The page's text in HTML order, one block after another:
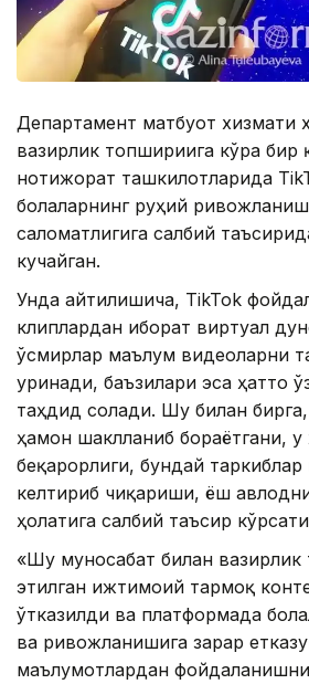
Департамент матбуот хизмати
вазирлик топшириғига кўра бир
нотижорат ташкилотларида
болаларнинг руҳий
саломатлигига салбий
кучайган.
Унда айтилишича, TikTok
клиплардан иборат виртуал
ўсмирлар маълум видеоларни
уринади, баъзилари эса ҳатто
таҳдид солади. Шу билан
ҳамон шаклланиб бораётгани,
беқарорлиги, бундай
келтириб чиқариши, ёш
ҳолатига салбий таъсир
«Шу муносабат билан
этилган ижтимоий тармоқ
ўтказилди ва платформада
ва ривожланишига зарар
маълумотлардан